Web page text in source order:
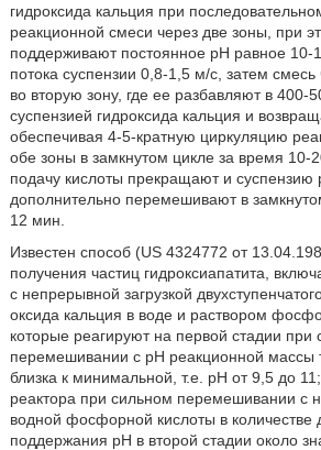
гидроксида кальция при
реакционной смеси через две зоны, при
поддерживают постоянное рН равное 10-
потока суспензии 0,8-1,5 м/с, затем
во вторую зону, где ее разбавляют в 400-
суспензией гидроксида кальция и
обеспечивая 4-5-кратную циркуляцию
обе зоны в замкнутом цикле за время 10-
подачу кислоты прекращают и суспензию
дополнительно перемешивают в
12 мин.
Известен способ (US 4324772 от
получения частиц гидроксиапатита,
с непрерывной загрузкой
оксида кальция в воде и раствором
которые реагируют на первой стадии при
перемешивании с рН реакционной массы
близка к минимальной, т.е. рН от 9,5 до
реактора при сильном перемешивании с
водной фосфорной кислоты в количестве
поддержания рН в второй стадии около